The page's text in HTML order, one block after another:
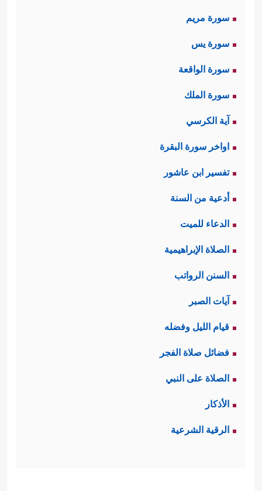
سورة مريم
سورة يس
سورة الواقعة
سورة الملك
آية الكرسي
اواخر سورة البقرة
تفسير ابن عاشور
أدعية من السنة
الدعاء للميت
الصلاة الإبراهيمية
السنن الرواتب
آيات الصبر
قيام الليل وفضله
فضائل صلاة الفجر
الصلاة على النبي
الأذكار
الرقية الشرعية